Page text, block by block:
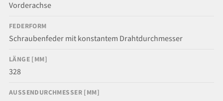
Vorderachse
FEDERFORM
Schraubenfeder mit konstantem Drahtdurchmesser
LÄNGE [MM]
328
AUSSENDURCHMESSER [MM]